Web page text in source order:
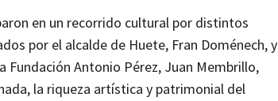
en un recorrido cultural por distintos
por el alcalde de Huete, Fran Doménech, y
Antonio Pérez, Juan Membrillo,
la riqueza artística y patrimonial del